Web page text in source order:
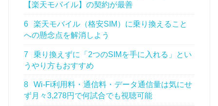
【楽天モバイル】の契約が最善
6
楽天モバイル（格安SIM）に乗り換えること
への懸念点を解消しよう
7
乗り換えずに「2つのSIMを手に入れる」とい
うやり方もおすすめ
8
Wi-Fi利用料・通信料・データ通信量は気にせ
ず月々3,278円で何試合でも視聴可能